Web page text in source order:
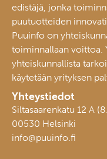
edistäjä, jonka
puutuotteiden
Puuinfo on
toiminnallaan voittoa.
yhteiskunnallista
käytetään yrityksen
Yhteystiedot
Siltasaarenkatu 12 A
00530 Helsinki
info@puuinfo.fi